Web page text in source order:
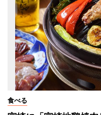
食べる